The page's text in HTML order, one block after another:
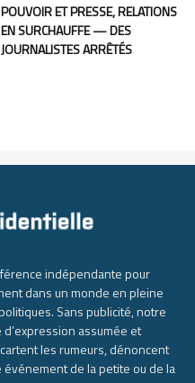
POUVOIR ET PRESSE, RELATIONS
EN SURCHAUFFE — DES
JOURNALISTES ARRÊTÉS
indépendante pour
dans un monde en pleine
Sans publicité, notre
assumée et
les rumeurs, dénoncent
de la petite ou de la